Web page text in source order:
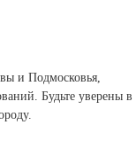
и Подмосковья,
Будьте уверены в